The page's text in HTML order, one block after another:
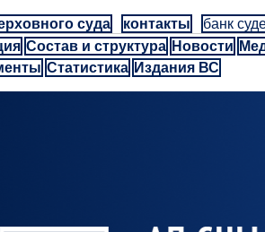
суда контакты банк
Состав и структура Новости
Статистика Издания ВС